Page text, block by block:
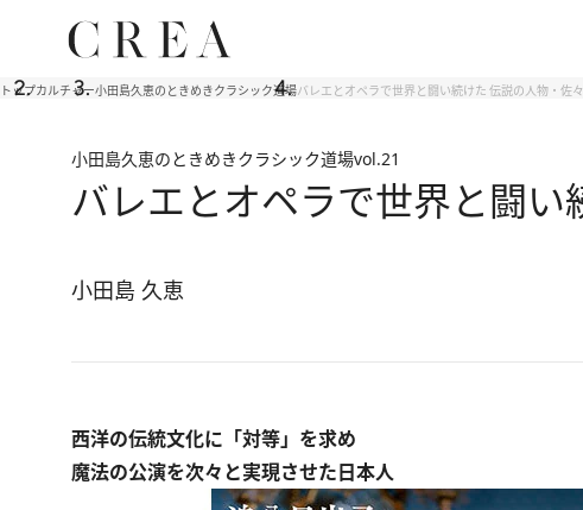
トップカルチャー小田島久恵のときめきクラシック道場バレエとオペラで世界と闘い続けた 伝説の人物・佐
小田島久恵のときめきクラシック道場vol.21
バレエとオペラで世界と闘
小田島 久恵
西洋の伝統文化に「対等」を求め
魔法の公演を次々と実現させた日本人